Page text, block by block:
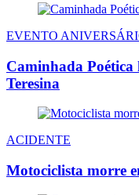
EVENTO
Caminhada
Teresina
ACIDENTE
Motociclista morre